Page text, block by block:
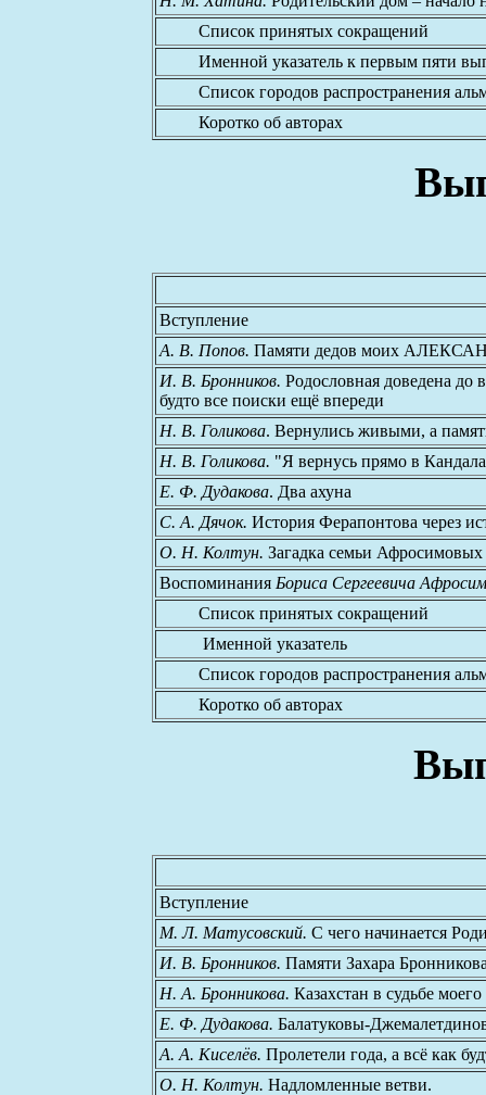
Список принятых сокращений
Именной указатель к первым пяти
Список городов распространения
Коротко об авторах
Вступление
А. В. Попов. Памяти дедов моих
И. В. Бронников. Родословная доведена
будто все поиски ещё впереди
Н. В. Голикова. Вернулись живыми, а
Н. В. Голикова. "Я вернусь прямо в
Е. Ф. Дудакова. Два ахуна
С. А. Дячок. История Ферапонтова через
О. Н. Колтун. Загадка семьи Афросимовых
Воспоминания Бориса Сергеевича
Список принятых сокращений
Именной указатель
Список городов распространения
Коротко об авторах
Вступление
М. Л. Матусовский. С чего начинается
И. В. Бронников. Памяти Захара
Н. А. Бронникова. Казахстан в судьбе моего
Е. Ф. Дудакова. Балатуковы-
А. А. Киселёв. Пролетели года, а всё как
О. Н. Колтун. Надломленные ветви.